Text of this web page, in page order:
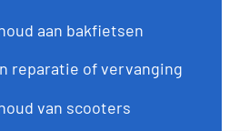
aan bakfietsen
reparatie of vervanging
van scooters